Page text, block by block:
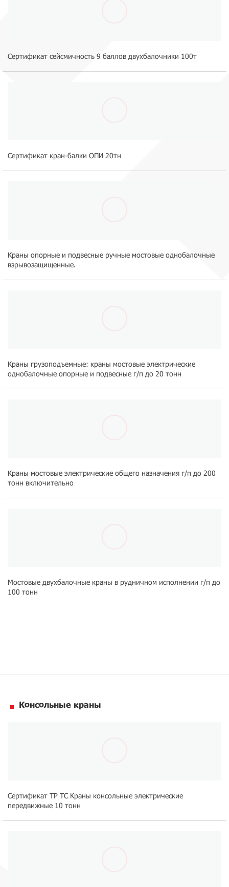
Сертификат сейсмичность 9 баллов двухбалочники 100т
Сертификат кран-балки ОПИ 20тн
Краны опорные и подвесные ручные мостовые однобалочные
взрывозащищенные.
Краны грузоподъемные: краны мостовые электрические
однобалочные опорные и подвесные г/п до 20 тонн
Краны мостовые электрические общего назначения г/п до 200
тонн включительно
Мостовые двухбалочные краны в рудничном исполнении г/п до
100 тонн
Консольные краны
Сертификат ТР ТС Краны консольные электрические
передвижные 10 тонн